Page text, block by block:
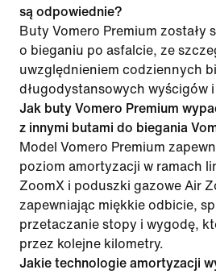
są odpowiednie?
Buty Vomero Premium zostały
o bieganiu po asfalcie, ze
uwzględnieniem codziennych
długodystansowych wyścigów
Jak buty Vomero Premium
z innymi butami do biegania
Model Vomero Premium
poziom amortyzacji w ramach
ZoomX i poduszki gazowe Air
zapewniając miękkie odbicie,
przetaczanie stopy i wygodę,
przez kolejne kilometry.
Jakie technologie amortyzacji